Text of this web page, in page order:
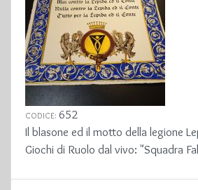
CODICE: 652
Il blasone ed il motto della legione
Giochi di Ruolo dal vivo: "Squadra